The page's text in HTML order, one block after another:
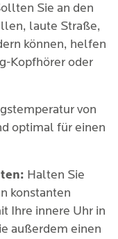
Sie an den
laute Straße,
können, helfen
Kopfhörer oder
von
optimal für einen
Halten Sie
konstanten
Ihre innere Uhr in
außerdem einen